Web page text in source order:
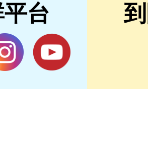
台